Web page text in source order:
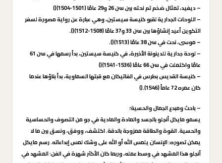
– ديفيد، تمثال ضخم تم نحته بين سن 26 و29 عامًا (1501-1504)()
– اللوحات الجدارية لقبو كنيسة سيستين، وهي عبارة عن رواية مصورة لسفر
التكوين أعيد إنشاؤها بين سن 33 و37 عامًا (1508-1512)().
– موسى، نحت في سن 38 عامًا (1513)().
– لوحة جدارية للدينونة الأخيرة، في كنيسة سيستين، بدأ رسمها في سن 61
عامًا واكتملت في سن 66 عامًا (1536-1541)()
– كنيسة القديس بطرس في الفاتيكان مع قبتها السماوية، بدأ بناؤها عندما
كان عمره 72 عاماً (1546).()
– باحث ومبدع الجمال والحسية؛
يسمو مايكل أنجلو بالجسد والمادة والمادية في جو من التصوف والحساسية
والحسية. القوة والطاقة ممزوجة بالدقة. اكتشف، ووفق، ونسق بين ما لا
يمكن تصوره: الإنسان يلمس الله أو الله على وشك لمس إبداعاته. رسم مايكل
أنجلو هذا المشهد في وسط عمله، وربما كان الأكثر شهرة في الفن: المشهد في